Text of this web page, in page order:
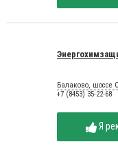
Балаково, шоссе
+7 (8453) 35-22-68
Я